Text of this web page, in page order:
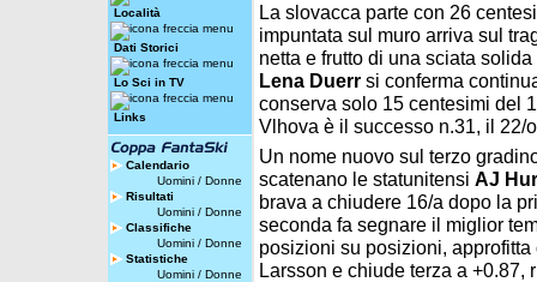
Località
Dati Storici
Lo Sci in TV
Links
Calendario
Uomini / Donne
Risultati
Uomini / Donne
Classifiche
Uomini / Donne
Statistiche
Uomini / Donne
La slovacca parte con 26
impuntata sul muro arriva sul
netta e frutto di una sciata
Lena Duerr si conferma
conserva solo 15 centesimi del
Vlhova è il successo n.31, il 22/
Un nome nuovo sul terzo
scatenano le statunitensi AJ
brava a chiudere 16/a dopo la
seconda fa segnare il miglior
posizioni su posizioni,
Larsson e chiude terza a +0.87,